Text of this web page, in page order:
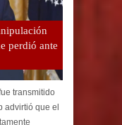
perdió ante
transmitido
advirtió que el